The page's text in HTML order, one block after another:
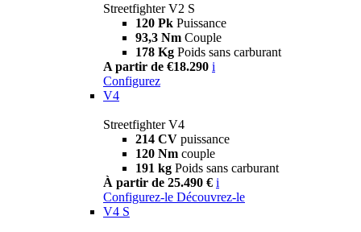
Streetfighter V2 S
120 Pk Puissance
93,3 Nm Couple
178 Kg Poids sans carburant
A partir de €18.290 i
Configurez
V4
Streetfighter V4
214 CV puissance
120 Nm couple
191 kg Poids sans carburant
À partir de 25.490 € i
Configurez-le Découvrez-le
V4 S